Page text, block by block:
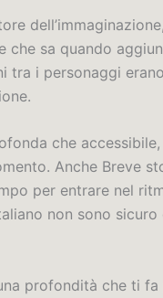
sa quando
tra i personaggi
che
Anche Breve
per entrare nel
non sono
profondità che ti fa